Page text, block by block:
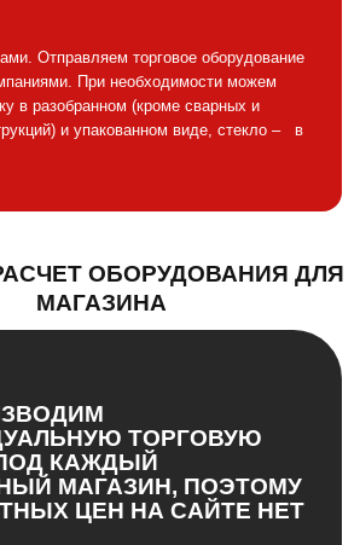
Отправляем торговое оборудование
При необходимости можем
в разобранном (кроме сварных и
и упакованном виде, стекло – в
ОБОРУДОВАНИЯ ДЛЯ
МАГАЗИНА
ТОРГОВУЮ
КАЖДЫЙ
МАГАЗИН, ПОЭТОМУ
ЦЕН НА САЙТЕ НЕТ